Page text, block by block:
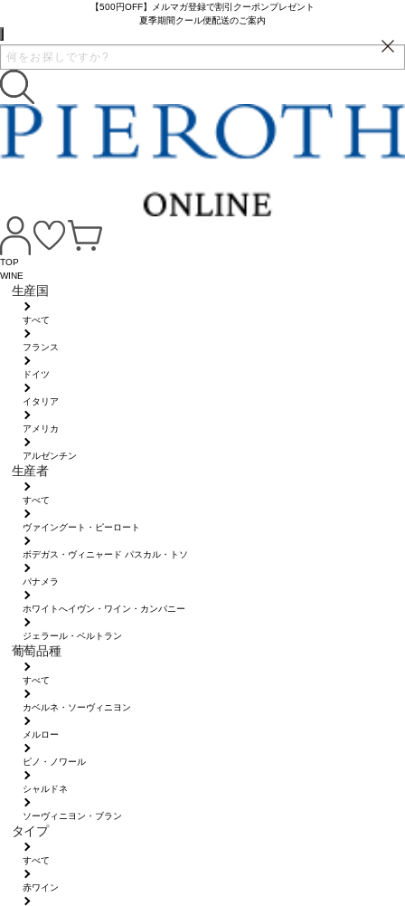
【500円OFF】メルマガ登録で割引クーポンプレゼント
夏季期間クール便配送のご案内
TOP
WINE
生産国
すべて
フランス
ドイツ
イタリア
アメリカ
アルゼンチン
生産者
すべて
ヴァイングート・ピーロート
ボデガス・ヴィニャード パスカル・トソ
パナメラ
ホワイトへイヴン・ワイン・カンパニー
ジェラール・ベルトラン
葡萄品種
すべて
カベルネ・ソーヴィニヨン
メルロー
ピノ・ノワール
シャルドネ
ソーヴィニヨン・ブラン
タイプ
すべて
赤ワイン